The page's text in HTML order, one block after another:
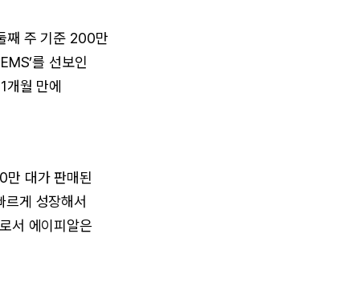
째 주 기준 200만
를 선보인
월 만에
만 대가 판매된
게 성장해서
서 에이피알은